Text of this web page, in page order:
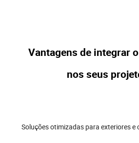
Vantagens de integrar
nos seus
Soluções otimizadas para exteriores e